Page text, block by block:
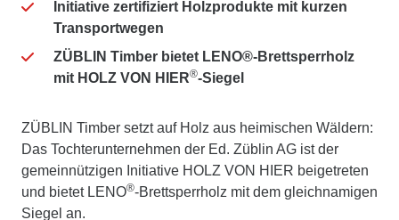
Initiative zertifiziert Holzprodukte mit kurzen
Transportwegen
ZÜBLIN Timber bietet LENO®-Brettsperrholz
mit HOLZ VON HIER®-Siegel
ZÜBLIN Timber setzt auf Holz aus heimischen Wäldern:
Das Tochterunternehmen der Ed. Züblin AG ist der
gemeinnützigen Initiative HOLZ VON HIER beigetreten
und bietet LENO®-Brettsperrholz mit dem gleichnamigen
Siegel an.